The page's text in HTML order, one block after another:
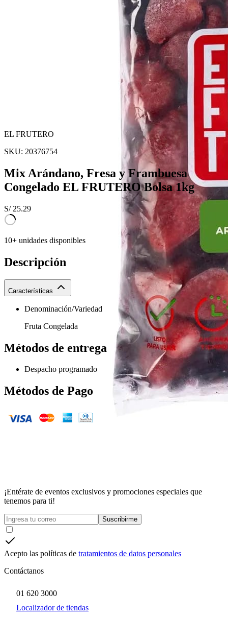
EL FRUTERO
SKU: 20376754
Mix Arándano, Fresa y Frambuesa
Congelado EL FRUTERO Bolsa 1kg
S/ 25.29
10+ unidades disponibles
Descripción
Características
Denominación/Variedad
Fruta Congelada
Métodos de entrega
Despacho programado
Métodos de Pago
¡Entérate de eventos exclusivos y promociones especiales que
tenemos para ti!
Suscribirme
Acepto las políticas de tratamientos de datos personales
Contáctanos
01 620 3000
Localizador de tiendas